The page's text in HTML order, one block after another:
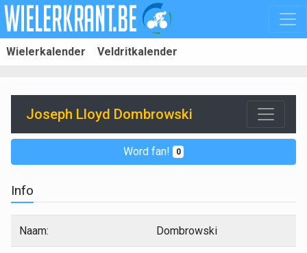
Wielerkalender Veldritkalender
Joseph Lloyd Dombrowski
Word fan! 0
Info
Naam: Dombrowski